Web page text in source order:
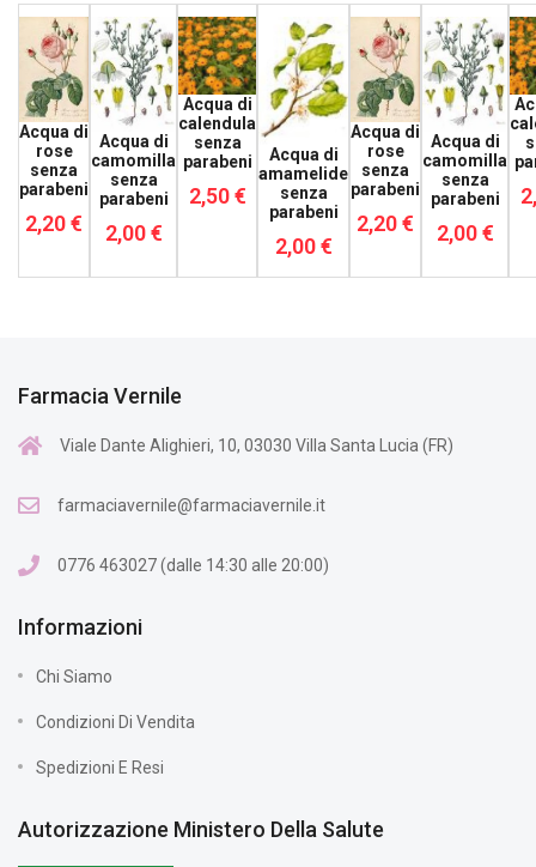
Acqua di
rose
senza
parabeni
2,20 €
Acqua di
camomilla
senza
parabeni
2,00 €
Acqua di
calendula
senza
parabeni
2,50 €
Acqua di
amamelide
senza
parabeni
2,00 €
Acqua di
rose
senza
parabeni
2,20 €
Acqua di
camomilla
senza
parabeni
2,00 €
Farmacia Vernile
Viale Dante Alighieri, 10, 03030 Villa Santa Lucia (FR)
farmaciavernile@farmaciavernile.it
0776 463027 (dalle 14:30 alle 20:00)
Informazioni
Chi Siamo
Condizioni Di Vendita
Spedizioni E Resi
Autorizzazione Ministero Della Salute